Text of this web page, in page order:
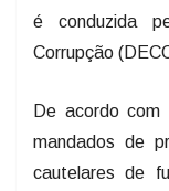
é conduzida
Corrupção
De acordo com
mandados de
cautelares de